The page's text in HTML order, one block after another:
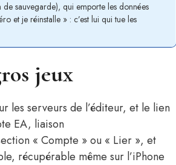
sauvegarde), qui emporte les données
et je réinstalle » : c’est lui qui tue les
jeux
les serveurs de l’éditeur, et le lien
EA, liaison
« Compte » ou « Lier », et
récupérable même sur l’iPhone